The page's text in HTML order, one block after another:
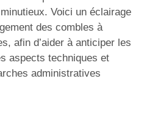
Voici un éclairage
des combles à
afin d’aider à anticiper les
aspects techniques et
administratives